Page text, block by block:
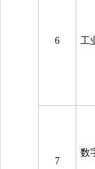
6 工
7
数